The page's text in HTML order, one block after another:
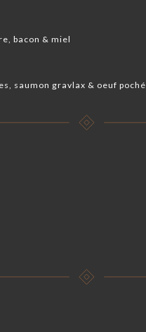
bacon & miel
saumon gravlax & oeuf poché